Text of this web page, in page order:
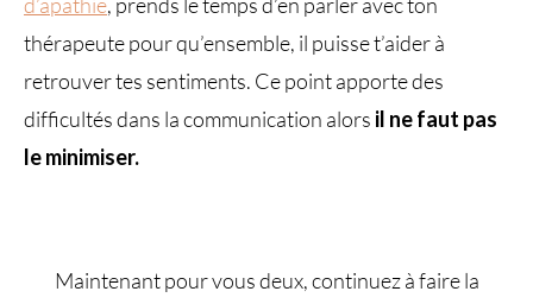
thérapeute pour qu’ensemble, il puisse t’aider à
retrouver tes sentiments. Ce point apporte des
difficultés dans la communication alors il ne faut pas
le minimiser.
Maintenant pour vous deux, continuez à faire la